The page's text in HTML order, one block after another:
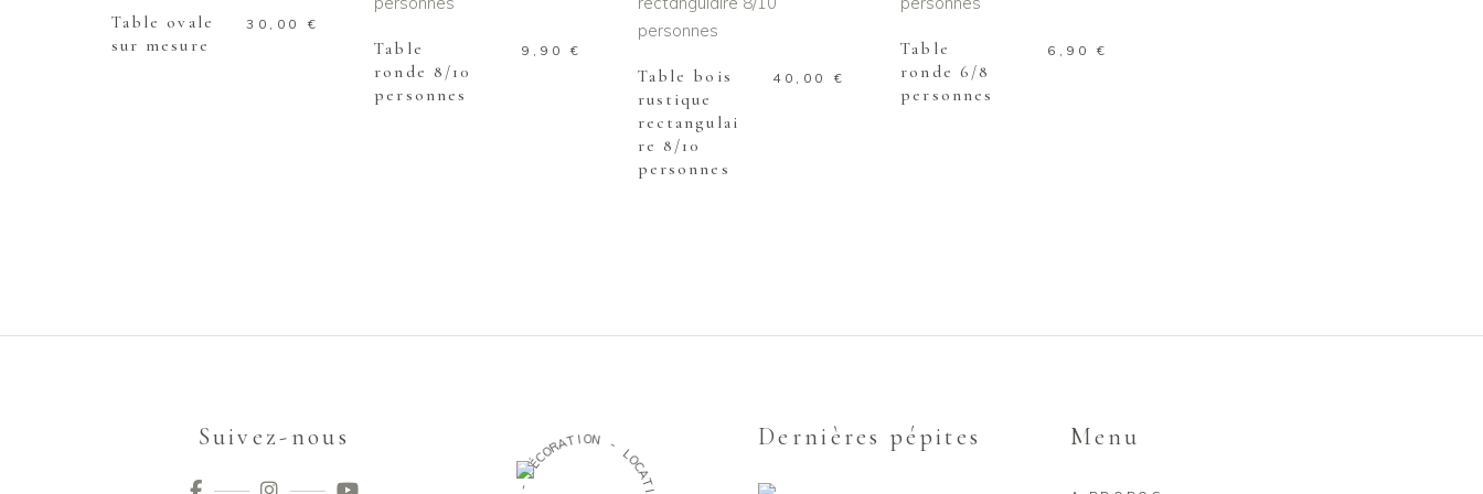
Table ovale
sur mesure
30,00 €
Table
ronde 8/10
personnes
9,90€
Table bois
rustique
rectangulai
re 8/10
personnes
40,00 €
Table
ronde 6/8
personnes
6,90€
Suivez-nous
D
ÉCORAT ION -
L
O
C
A
T
-
Dernières pépites Menu